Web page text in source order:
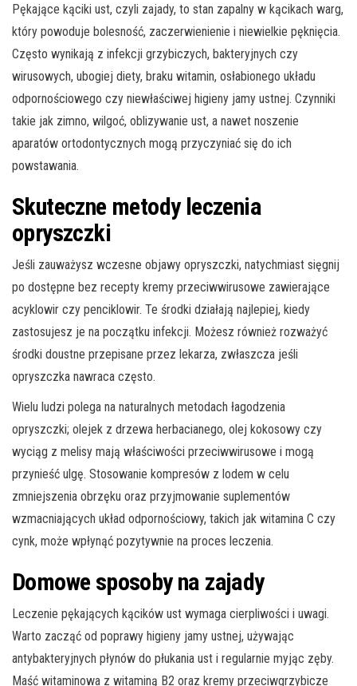
Pękające kąciki ust, czyli zajady, to stan zapalny w kącikach warg,
który powoduje bolesność, zaczerwienienie i niewielkie pęknięcia.
Często wynikają z infekcji grzybiczych, bakteryjnych czy
wirusowych, ubogiej diety, braku witamin, osłabionego układu
odpornościowego czy niewłaściwej higieny jamy ustnej. Czynniki
takie jak zimno, wilgoć, oblizywanie ust, a nawet noszenie
aparatów ortodontycznych mogą przyczyniać się do ich
powstawania.
Skuteczne metody leczenia
opryszczki
Jeśli zauważysz wczesne objawy opryszczki, natychmiast sięgnij
po dostępne bez recepty kremy przeciwwirusowe zawierające
acyklowir czy penciklowir. Te środki działają najlepiej, kiedy
zastosujesz je na początku infekcji. Możesz również rozważyć
środki doustne przepisane przez lekarza, zwłaszcza jeśli
opryszczka nawraca często.
Wielu ludzi polega na naturalnych metodach łagodzenia
opryszczki; olejek z drzewa herbacianego, olej kokosowy czy
wyciąg z melisy mają właściwości przeciwwirusowe i mogą
przynieść ulgę. Stosowanie kompresów z lodem w celu
zmniejszenia obrzęku oraz przyjmowanie suplementów
wzmacniających układ odpornościowy, takich jak witamina C czy
cynk, może wpłynąć pozytywnie na proces leczenia.
Domowe sposoby na zajady
Leczenie pękających kącików ust wymaga cierpliwości i uwagi.
Warto zacząć od poprawy higieny jamy ustnej, używając
antybakteryjnych płynów do płukania ust i regularnie myjąc zęby.
Maść witaminowa z witaminą B2 oraz kremy przeciwgrzybicze